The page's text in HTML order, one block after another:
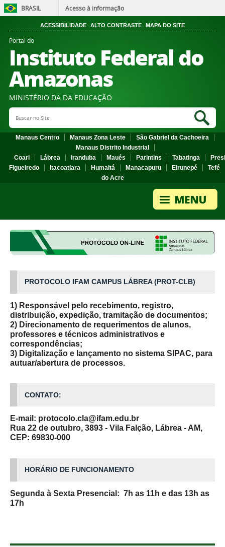
BRASIL Acesso à informação
ACESSIBILIDADE ALTO CONTRASTE MAPA DO SITE
Portal do
Instituto Federal do
Amazonas
MINISTÉRIO DA DA EDUCAÇÃO
Search Site
Manaus Centro Manaus Zona Leste
São Gabriel da Cachoeira
Manaus Distrito Industrial
Coari
Lábrea Iranduba Maués Parintins Tabatinga
Figueiredo
Itacoatiara Humaitá Manacapuru Eirunepé
Tefé
do Acre
PROTOCOLO IFAM CAMPUS LÁBREA (PROT-CLB)
1) Responsável pelo recebimento, registro,
distribuição, expedição, tramitação de documentos;
2) Direcionamento de requerimentos de alunos,
professores e técnicos administrativos e
correspondências;
3) Digitalização e lançamento no sistema SIPAC, para
autuar/abertura de processos.
CONTATO:
E-mail: protocolo.cla@ifam.edu.br
Rua 22 de outubro, 3893 - Vila Falção, Lábrea - AM,
CEP: 69830-000
HORÁRIO DE FUNCIONAMENTO
Segunda à Sexta Presencial: 7h as 11h e das 13h as
17h